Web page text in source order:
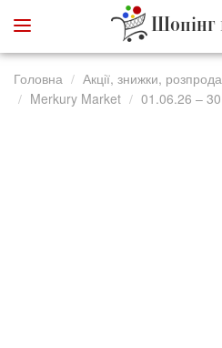
Шопінг
Головна
Акції, знижки,
Merkury Market
01.06.26 –